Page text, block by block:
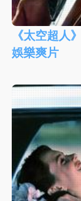
《太空超人
娛樂爽片